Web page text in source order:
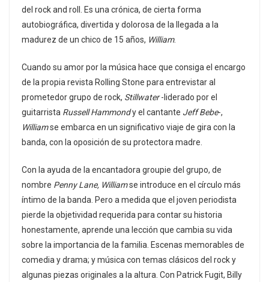
del rock and roll. Es una crónica, de cierta forma
autobiográfica, divertida y dolorosa de la llegada a la
madurez de un chico de 15 años, William.
Cuando su amor por la música hace que consiga el encargo
de la propia revista Rolling Stone para entrevistar al
prometedor grupo de rock, Stillwater-liderado por el
guitarrista Russell Hammondy el cantante Jeff Bebe-,
Williamse embarca en un significativo viaje de gira con la
banda, con la oposición de su protectora madre.
Con la ayuda de la encantadora groupie del grupo, de
nombre Penny Lane, Williamse introduce en el círculo más
íntimo de la banda. Pero a medida que el joven periodista
pierde la objetividad requerida para contar su historia
honestamente, aprende una lección que cambia su vida
sobre la importancia de la familia. Escenas memorables de
comedia y drama; y música con temas clásicos del rock y
algunas piezas originales a la altura. Con Patrick Fugit, Billy